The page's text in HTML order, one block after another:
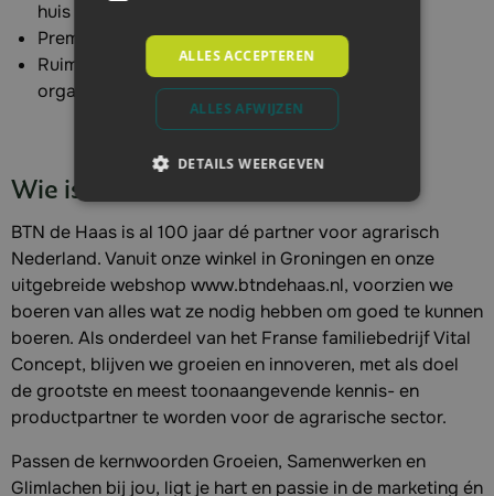
huis
Premievrij pensioen en marktconform salaris
Ruimte om mee te groeien met een groeiende
organisatie
Wie is BTN de Haas:
BTN de Haas is al 100 jaar dé partner voor agrarisch
Nederland. Vanuit onze winkel in Groningen en onze
uitgebreide webshop www.btndehaas.nl, voorzien we
boeren van alles wat ze nodig hebben om goed te kunnen
boeren. Als onderdeel van het Franse familiebedrijf Vital
Concept, blijven we groeien en innoveren, met als doel
de grootste en meest toonaangevende kennis- en
productpartner te worden voor de agrarische sector.
Passen de kernwoorden Groeien, Samenwerken en
Glimlachen bij jou, ligt je hart en passie in de marketing én
ALLES ACCEPTEREN
ALLES AFWIJZEN
DETAILS WEERGEVEN